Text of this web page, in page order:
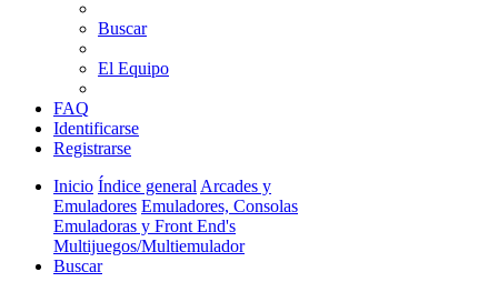
Buscar
El Equipo
FAQ
Identificarse
Registrarse
Inicio Índice generalArcades y
Emuladores Emuladores, Consolas
Emuladoras y Front End's
Multijuegos/Multiemulador
Buscar